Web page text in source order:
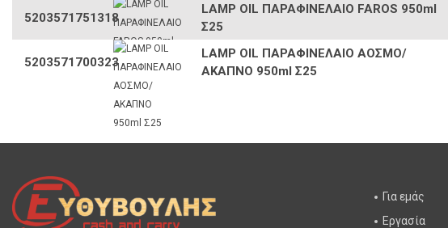
5203571751318
LAMP OIL ΠΑΡΑΦΙΝΕΛΑΙΟ FAROS 950ml
Σ25
5203571700323
LAMP OIL ΠΑΡΑΦΙΝΕΛΑΙΟ ΑΟΣΜΟ/
ΑΚΑΠΝΟ 950ml Σ25
Για εμάς
Εργασία